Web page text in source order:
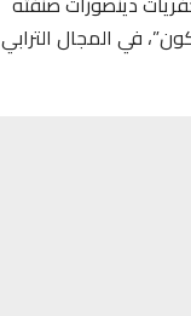
في المجال الترابي